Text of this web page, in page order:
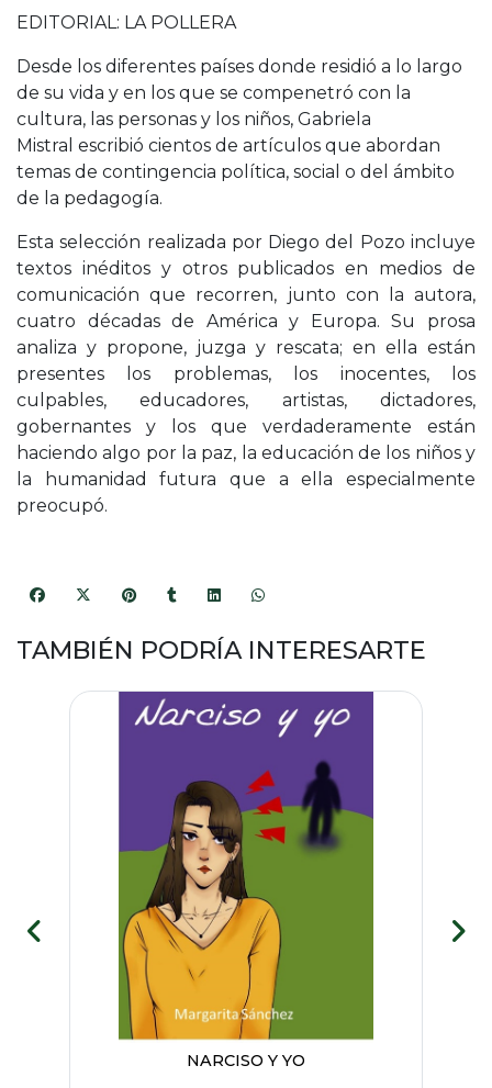
EDITORIAL: LA POLLERA
Desde los diferentes países donde residió a lo largo
de su vida y en los que se compenetró con la
cultura, las personas y los niños, Gabriela
Mistral escribió cientos de artículos que abordan
temas de contingencia política, social o del ámbito
de la pedagogía.
Esta selección realizada por Diego del Pozo incluye
textos inéditos y otros publicados en medios de
comunicación que recorren, junto con la autora,
cuatro décadas de América y Europa. Su prosa
analiza y propone, juzga y rescata; en ella están
presentes los problemas, los inocentes, los
culpables, educadores, artistas, dictadores,
gobernantes y los que verdaderamente están
haciendo algo por la paz, la educación de los niños y
la humanidad futura que a ella especialmente
preocupó.
TAMBIÉN PODRÍA INTERESARTE
NARCISO Y YO